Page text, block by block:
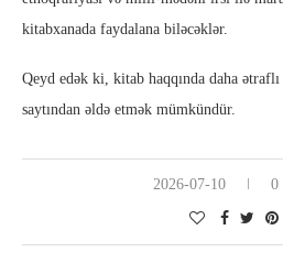
kitabxanada faydalana biləcəklər.
Qeyd edək ki, kitab haqqında daha
saytından əldə etmək mümkündür.
2026-07-10 0